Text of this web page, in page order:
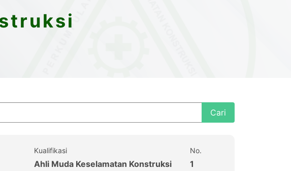
Cari
Kualifikasi
Ahli Muda Keselamatan Konstruksi
No.
1